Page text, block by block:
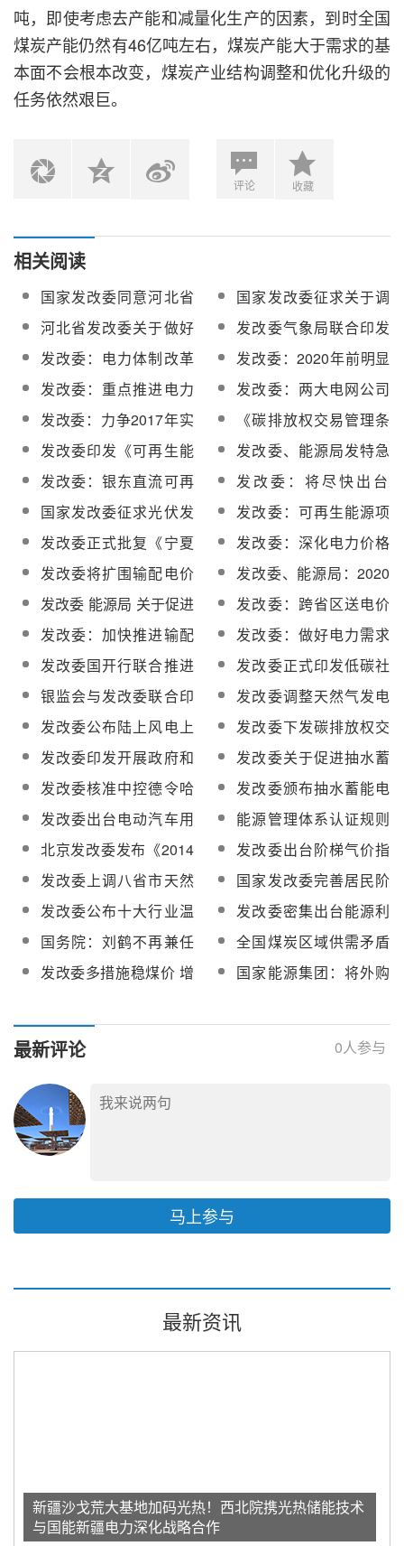
吨，即使考虑去产能和减量化生产的因素，到时全国
煤炭产能仍然有46亿吨左右，煤炭产能大于需求的基
本面不会根本改变，煤炭产业结构调整和优化升级的
任务依然艰巨。
评论 收藏
相关阅读
国家发改委同意河北省
开展售电侧改革试点
国家发改委征求关于调
整新能源标杆上网电价
意见
河北省发改委关于做好
光热发电示范项目建设
工作的通知
发改委气象局联合印发
全国气象发展十三五规
划
发改委：电力体制改革
全面实施 有序放开竞争
环节电价
发改委：2020年前明显
缓解能源装备产能过剩
发改委：重点推进电力
等领域价格改革 改革电
价补贴方式
发改委：两大电网公司
应有序放开用电计划
发改委：力争2017年实
现输配电价改革全覆盖
《碳排放权交易管理条
例》送审 明确发改委为
主管部门
发改委印发《可再生能
源发电全额保障性收购
管理办法》
发改委、能源局发特急
文件督促放缓燃煤火电
建设
发改委：银东直流可再
生能源外送电量比例应
不低于30%
发改委：将尽快出台
《碳排放权交易管理条
例》
国家发改委征求光伏发
电和陆上风电电价调整
意见
发改委：可再生能源项
目可申请外国政府贷款
发改委正式批复《宁夏
电网输配电电价改革试
点方案》
发改委：深化电力价格
改革
发改委将扩围输配电价
改革试点
发改委、能源局：2020
年初步建成智能电网体
系
发改委 能源局 关于促进
智能电网发展的指导意
见
发改委：跨省区送电价
格实行市场定价
发改委：加快推进输配
电价改革
发改委：做好电力需求
侧管理城市综合试点工
作
发改委国开行联合推进
开发性金融支持PPP
发改委正式印发低碳社
区试点建设指南
银监会与发改委联合印
发《能效信贷指引》
发改委调整天然气发电
上网电价机制
发改委公布陆上风电上
网电价调整结果
发改委下发碳排放权交
易管理办法 明年施行
发改委印发开展政府和
社会资本合作的指导意
见
发改委关于促进抽水蓄
能电站健康发展的意见
发改委核准中控德令哈
10MW项目上网电价
发改委颁布抽水蓄能电
站电价政策
发改委出台电动汽车用
电价格政策
能源管理体系认证规则
（国家发改委）
北京发改委发布《2014
年北京市能源工作要
点》
发改委出台阶梯气价指
导意见 将分三档计价
发改委上调八省市天然
气发电上网电价
国家发改委完善居民阶
梯电价制度
发改委公布十大行业温
室气体排放核算指南
发改委密集出台能源利
好政策
国务院：刘鹤不再兼任
国家发展和改革委员会
副主任职务
全国煤炭区域供需矛盾
逐步显现 煤价或进一步
反弹
发改委多措施稳煤价 增
国家能源集团：将外购
最新评论 0人参与
马上参与
最新资讯
新疆沙戈荒大基地加码光热！西北院携光热储能技术
与国能新疆电力深化战略合作